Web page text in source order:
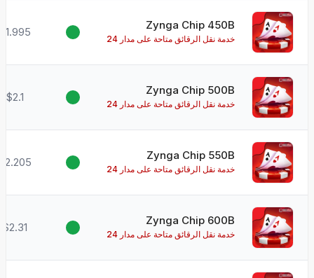
Zynga Chip 450B
خدمة نقل الرقائق متاحة على مدار 24
Zynga Chip 500B
خدمة نقل الرقائق متاحة على مدار 24
$2.1
Zynga Chip 550B
خدمة نقل الرقائق متاحة على مدار 24
Zynga Chip 600B
خدمة نقل الرقائق متاحة على مدار 24
$2.31